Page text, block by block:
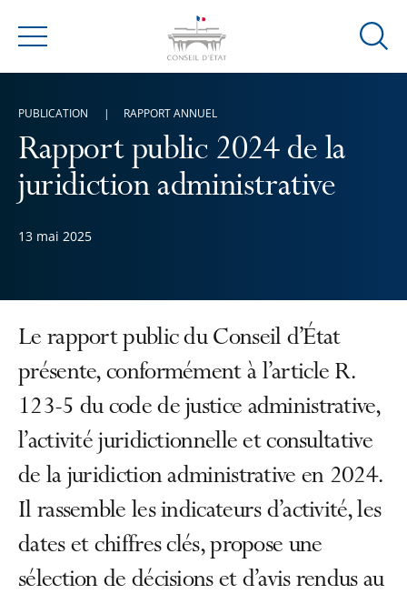
Menu
Ouvrir
Rapport public 2024 de la
juridiction administrative
13 mai 2025
PUBLICATION RAPPORT ANNUEL
Le rapport public du Conseil d’État
présente, conformément à l’article R.
123-5 du code de justice administrative,
l’activité juridictionnelle et consultative
de la juridiction administrative en 2024.
Il rassemble les indicateurs d’activité, les
dates et chiffres clés, propose une
sélection de décisions et d’avis rendus au